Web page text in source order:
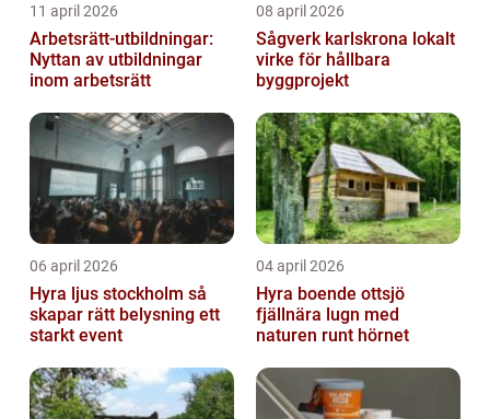
11 april 2026
Arbetsrätt-utbildningar:
Nyttan av utbildningar
inom arbetsrätt
08 april 2026
Sågverk karlskrona lokalt
virke för hållbara
byggprojekt
06 april 2026
Hyra ljus stockholm så
skapar rätt belysning ett
starkt event
04 april 2026
Hyra boende ottsjö
fjällnära lugn med
naturen runt hörnet